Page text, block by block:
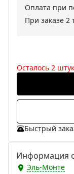
Оплата при
При заказе 2
Осталось 2
Быстрый
Информация
Эль-Монте